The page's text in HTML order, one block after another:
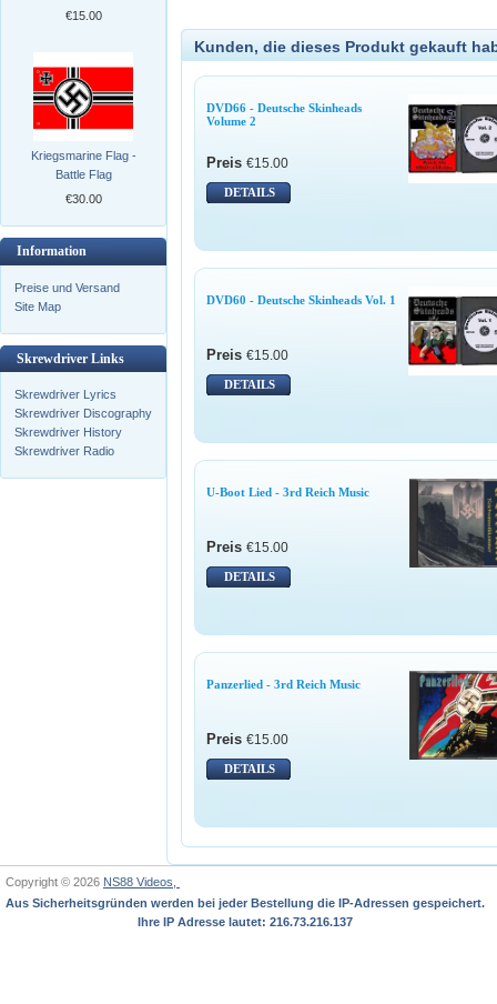
€15.00
Kriegsmarine Flag -
Battle Flag
€30.00
Information
Preise und Versand
Site Map
Skrewdriver Links
Skrewdriver Lyrics
Skrewdriver Discography
Skrewdriver History
Skrewdriver Radio
Kunden, die dieses Produkt gekauft
DVD66 - Deutsche Skinheads
Volume 2
Preis €15.00
DETAILS
DVD60 - Deutsche Skinheads Vol. 1
Preis €15.00
DETAILS
U-Boot Lied - 3rd Reich Music
Preis €15.00
DETAILS
Panzerlied - 3rd Reich Music
Preis €15.00
DETAILS
Copyright © 2026 NS88 Videos,
Aus Sicherheitsgründen werden bei jeder Bestellung die IP-Adressen gespeichert.
Ihre IP Adresse lautet: 216.73.216.137